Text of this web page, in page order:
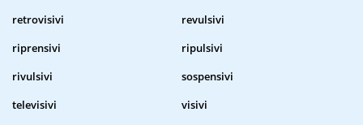
retrovisivi
revulsivi
riprensivi
ripulsivi
rivulsivi
sospensivi
televisivi
visivi